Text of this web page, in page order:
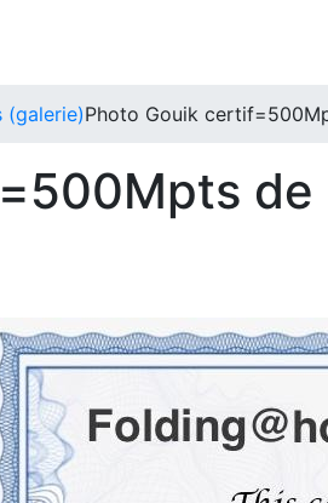
(galerie)Photo Gouik